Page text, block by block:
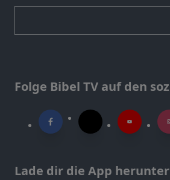
Folge Bibel TV auf den
Lade dir die App herunter